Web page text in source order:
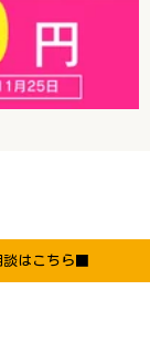
はこちら■